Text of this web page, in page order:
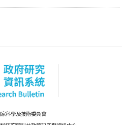
科學及技術委員會